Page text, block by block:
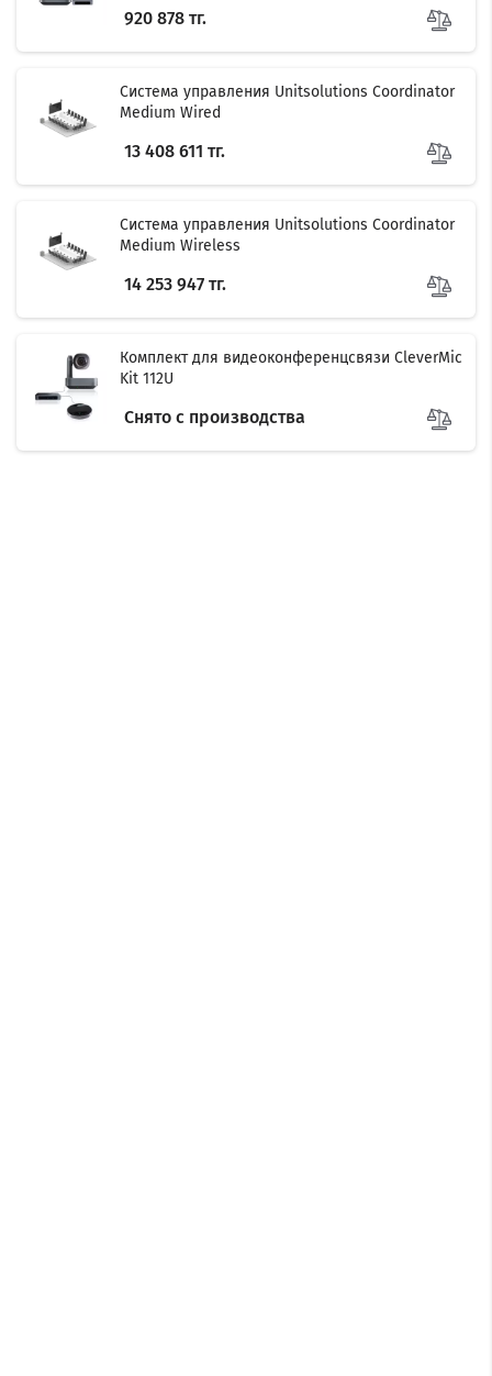
920 878 тг.
Система управления Unitsolutions Coordinator
Medium Wired
13 408 611 тг.
Система управления Unitsolutions Coordinator
Medium Wireless
14 253 947 тг.
Комплект для видеоконференцсвязи CleverMic
Kit 112U
Снято с производства